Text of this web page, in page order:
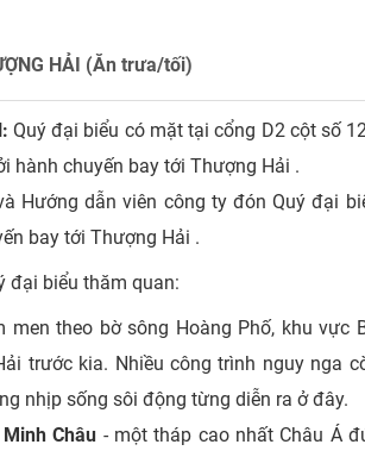
HẢI (Ăn trưa/tối)
Quý đại biểu có mặt tại cổng D2 cột số
hành chuyến bay tới Thượng Hải .
Hướng dẫn viên công ty đón Quý đại
bay tới Thượng Hải .
đại biểu thăm quan:
men theo bờ sông Hoàng Phố, khu vực
trước kia. Nhiều công trình nguy nga
nhịp sống sôi động từng diễn ra ở đây.
Châu - một tháp cao nhất Châu Á